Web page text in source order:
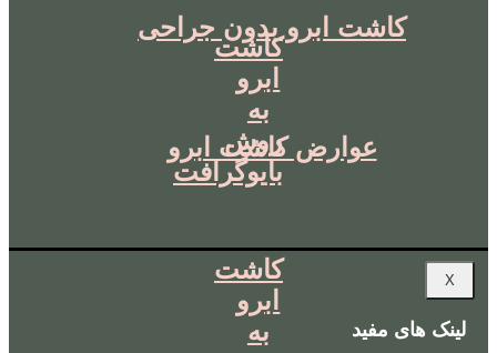
کاشت ابرو بدون جراحی
عوارض کاشت ابرو
X
کاشت
ابرو
به
روش
بایوگرافت
کاشت
ابرو
به
لینک های مفید